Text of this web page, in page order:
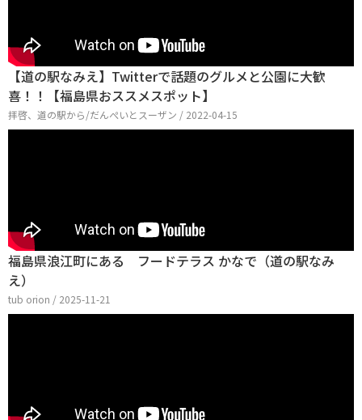
【道の駅なみえ】Twitterで話題のグルメと公園に大歓
喜！！【福島県おススメスポット】
拝啓、道の駅から/だんぺいとスーザン / 2022-04-15
福島県浪江町にある フードテラス かなで（道の駅なみ
え）
tub orion / 2025-11-21